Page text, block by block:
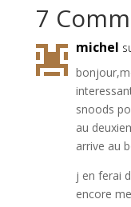
7
michel
snoods
au
arrive au
j en ferai
encore